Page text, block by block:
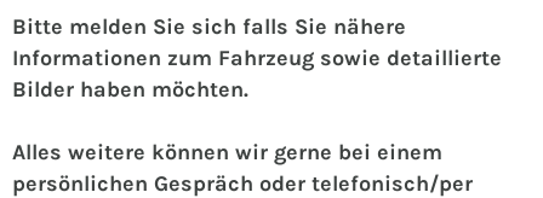
Bitte melden Sie sich falls Sie nähere
Informationen zum Fahrzeug sowie detaillierte
Bilder haben möchten.
Alles weitere können wir gerne bei einem
persönlichen Gespräch oder telefonisch/per